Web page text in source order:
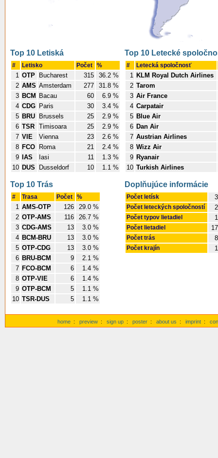
Top 10 Letiská
# Letisko Počet %
1 OTP Bucharest 315
36.2 %
2 AMS Amsterdam 277
31.8 %
3 BCM Bacau 60
6.9 %
4 CDG Paris 30
3.4 %
5 BRU Brussels 25
2.9 %
6 TSR Timisoara 25
2.9 %
7 VIE Vienna 23
2.6 %
8 FCO Roma 21
2.4 %
9
IAS Iasi 11
1.3 %
10 DUS Dusseldorf 10 1.1 %
Top 10 Letecké
# Letecká spoločnosť
1 KLM Royal Dutch Airlines
2 Tarom
3 Air France
4 Carpatair
5 Blue Air
6 Dan Air
7 Austrian Airlines
8 Wizz Air
9 Ryanair
10 Turkish Airlines
Top 10 Trás
# Trasa Počet %
1 AMS-OTP 126
29.0 %
2 OTP-AMS 116
26.7 %
3 CDG-AMS 13
3.0 %
4 BCM-BRU 13
3.0 %
5 OTP-CDG 13
3.0 %
6 BRU-BCM 9
2.1 %
7 FCO-BCM 6
1.4 %
8 OTP-VIE 6
1.4 %
9 OTP-BCM 5
1.1 %
10 TSR-DUS 5 1.1 %
Doplňujúce informácie
Počet letísk
Počet leteckých spoločností
Počet typov lietadiel
Počet lietadiel
Počet trás
Počet krajín
home : preview : sign up : poster : about us : imprint :